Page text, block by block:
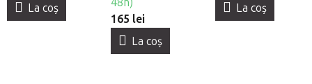
La coş
165 lei
La coş
La coş